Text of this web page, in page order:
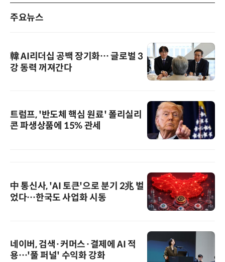
주요뉴스
韓 AI리더십 공백 장기화… 글로벌 3
강 동력 꺼져간다
트럼프, '반도체 핵심 원료' 폴리실리
콘 파생상품에 15% 관세
中 통신사, 'AI 토큰'으로 분기 2兆 벌
었다…한국도 사업화 시동
네이버, 검색·커머스·결제에 AI 적
용…'풀 퍼널' 수익화 강화